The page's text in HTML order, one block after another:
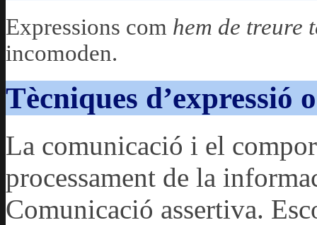
Expressions com hem de treure
incomoden.
Tècniques d’expressió
La comunicació i el
processament de la
Comunicació assertiva.